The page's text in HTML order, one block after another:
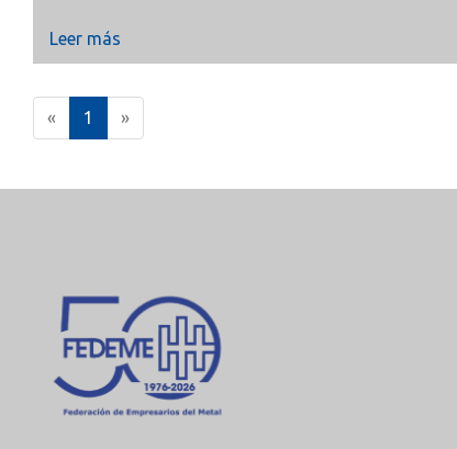
Leer más
« 1
c
t
)
»